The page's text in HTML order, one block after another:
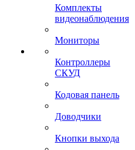
Комплекты
видеонаблюдения
Мониторы
Контроллеры
СКУД
Кодовая панель
Доводчики
Кнопки выхода